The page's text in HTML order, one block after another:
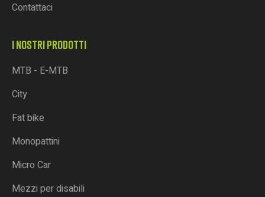
Contattaci
I NOSTRI PRODOTTI
MTB - E-MTB
City
Fat bike
Monopattini
Micro Car
Mezzi per disabili